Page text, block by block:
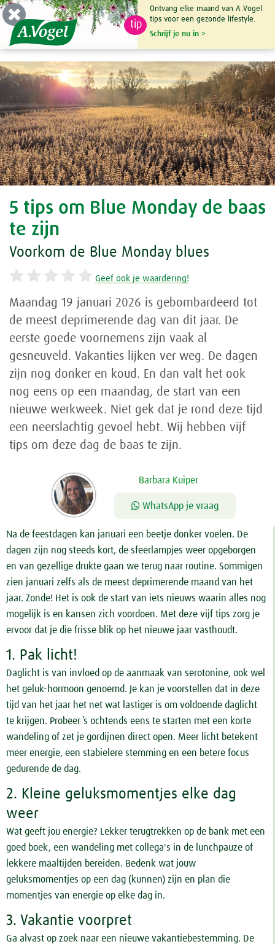
5 tips om Blue Monday de baas
te zijn
Voorkom de Blue Monday blues
Geef ook je waardering!
Maandag 19 januari 2026 is gebombardeerd tot
de meest deprimerende dag van dit jaar. De
eerste goede voornemens zijn vaak al
gesneuveld. Vakanties lijken ver weg. De dagen
zijn nog donker en koud. En dan valt het ook
nog eens op een maandag, de start van een
nieuwe werkweek. Niet gek dat je rond deze tijd
een neerslachtig gevoel hebt. Wij hebben vijf
tips om deze dag de baas te zijn.
Barbara Kuiper
WhatsApp je vraag
Na de feestdagen kan januari een beetje donker voelen. De
dagen zijn nog steeds kort, de sfeerlampjes weer opgeborgen
en van gezellige drukte gaan we terug naar routine. Sommigen
zien januari zelfs als de meest deprimerende maand van het
jaar. Zonde! Het is ook de start van iets nieuws waarin alles nog
mogelijk is en kansen zich voordoen. Met deze vijf tips zorg je
ervoor dat je die frisse blik op het nieuwe jaar vasthoudt.
1. Pak licht!
Daglicht is van invloed op de aanmaak van serotonine, ook wel
het geluk-hormoon genoemd. Je kan je voorstellen dat in deze
tijd van het jaar het net wat lastiger is om voldoende daglicht
te krijgen. Probeer ’s ochtends eens te starten met een korte
wandeling of zet je gordijnen direct open. Meer licht betekent
meer energie, een stabielere stemming en een betere focus
gedurende de dag.
2. Kleine geluksmomentjes elke dag
weer
Wat geeft jou energie? Lekker terugtrekken op de bank met een
goed boek, een wandeling met collega's in de lunchpauze of
lekkere maaltijden bereiden. Bedenk wat jouw
geluksmomentjes op een dag (kunnen) zijn en plan die
momentjes van energie op elke dag in.
3. Vakantie voorpret
Ga alvast op zoek naar een nieuwe vakantiebestemming. De
tip
Ontvang elke maand van A.Vogel
tips voor een gezonde lifestyle.
Schrijf je nu in >